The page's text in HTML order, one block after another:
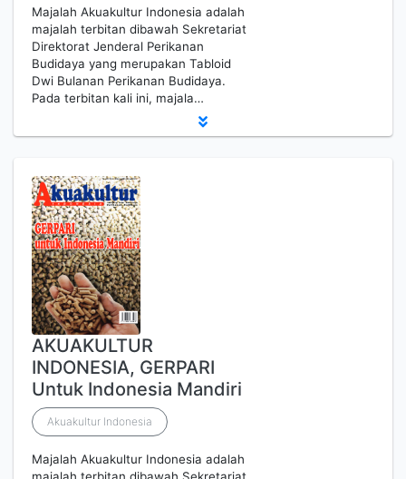
Majalah Akuakultur Indonesia adalah
majalah terbitan dibawah Sekretariat
Direktorat Jenderal Perikanan
Budidaya yang merupakan Tabloid
Dwi Bulanan Perikanan Budidaya.
Pada terbitan kali ini, majala…
AKUAKULTUR
INDONESIA, GERPARI
Untuk Indonesia Mandiri
Akuakultur Indonesia
Majalah Akuakultur Indonesia adalah